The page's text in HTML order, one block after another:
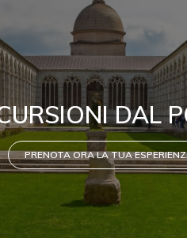
DAL
PRENOTA ORA LA TUA